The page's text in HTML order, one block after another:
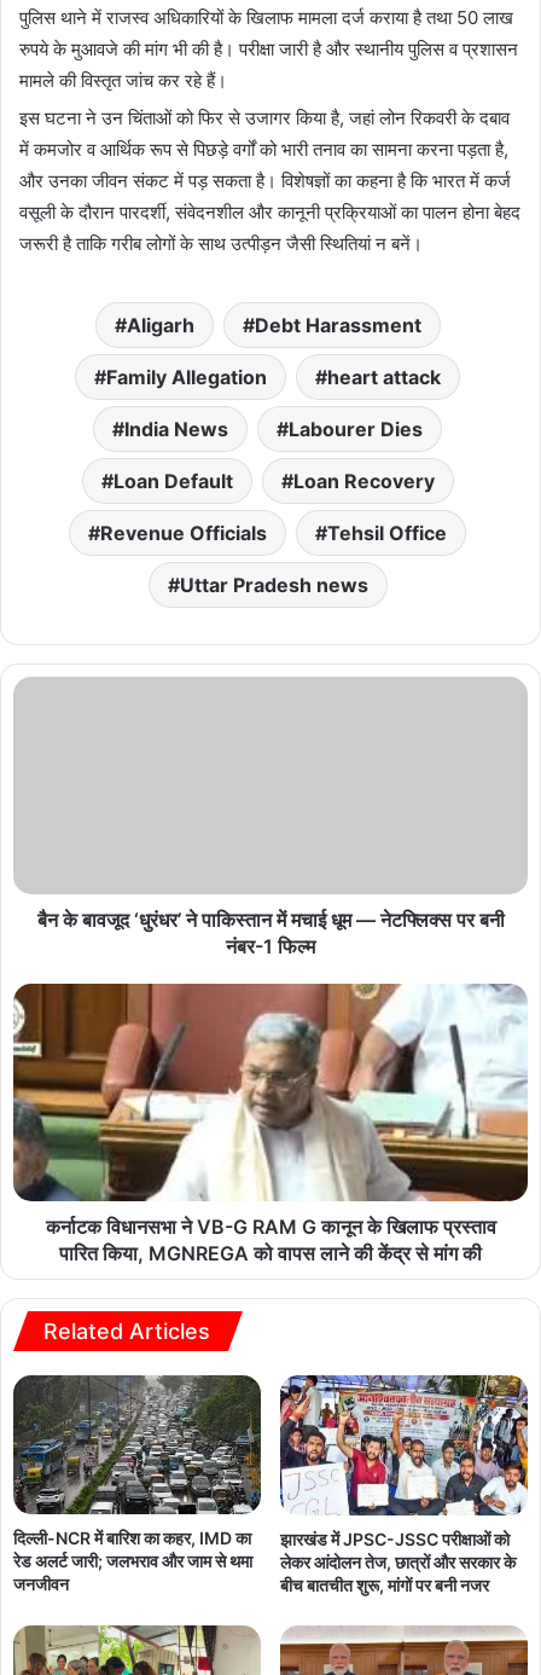
पुलिस थाने में राजस्व अधिकारियों के खिलाफ मामला दर्ज कराया है तथा 50 लाख
रुपये के मुआवजे की मांग भी की है। परीक्षा जारी है और स्थानीय पुलिस व प्रशासन
मामले की विस्तृत जांच कर रहे हैं।
इस घटना ने उन चिंताओं को फिर से उजागर किया है, जहां लोन रिकवरी के दबाव
में कमजोर व आर्थिक रूप से पिछड़े वर्गों को भारी तनाव का सामना करना पड़ता है,
और उनका जीवन संकट में पड़ सकता है। विशेषज्ञों का कहना है कि भारत में कर्ज
वसूली के दौरान पारदर्शी, संवेदनशील और कानूनी प्रक्रियाओं का पालन होना बेहद
जरूरी है ताकि गरीब लोगों के साथ उत्पीड़न जैसी स्थितियां न बनें।
Aligarh Debt Harassment
Family Allegation heart attack
India News Labourer Dies
Loan Default Loan Recovery
Revenue Officials Tehsil Office
Uttar Pradesh news
बैन के बावजूद ‘धुरंधर’ ने पाकिस्तान में मचाई धूम — नेटफ्लिक्स पर बनी
नंबर-1 फिल्म
कर्नाटक विधानसभा ने VB-G RAM G कानून के खिलाफ प्रस्ताव
पारित किया, MGNREGA को वापस लाने की केंद्र से मांग की
Related Articles
दिल्ली-NCR में बारिश का कहर, IMD का
रेड अलर्ट जारी; जलभराव और जाम से थमा
जनजीवन
झारखंड में JPSC-JSSC परीक्षाओं को
लेकर आंदोलन तेज, छात्रों और सरकार के
बीच बातचीत शुरू, मांगों पर बनी नजर